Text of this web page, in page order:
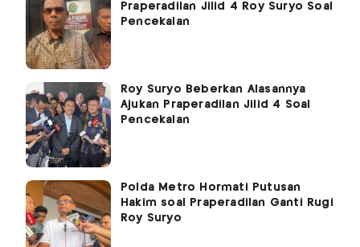
Praperadilan Jilid 4 Roy Suryo Soal
Pencekalan
Roy Suryo Beberkan Alasannya
Ajukan Praperadilan Jilid 4 Soal
Pencekalan
Polda Metro Hormati Putusan
Hakim soal Praperadilan Ganti Rugi
Roy Suryo